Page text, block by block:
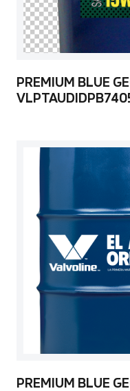
PREMIUM BLUE
PREMIUM BLUE